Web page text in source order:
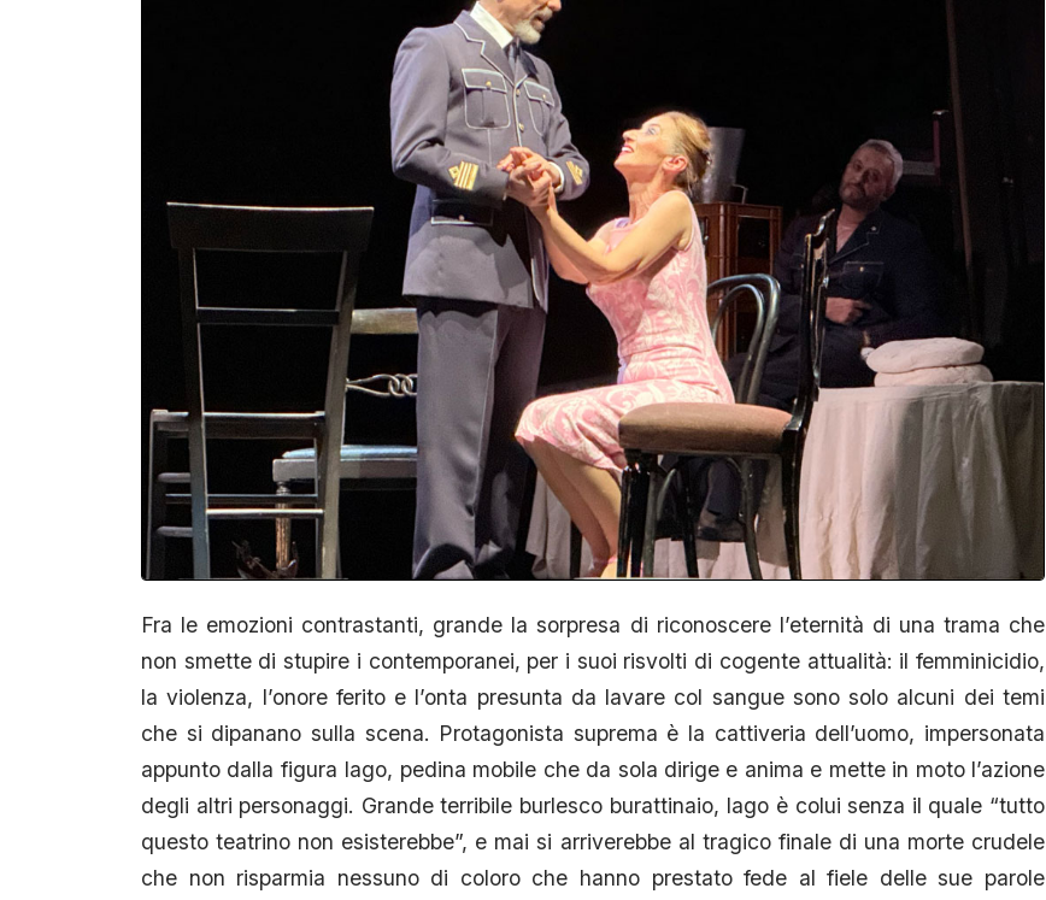
Fra le emozioni contrastanti, grande la sorpresa di riconoscere l’eternità di una trama che
non smette di stupire i contemporanei, per i suoi risvolti di cogente attualità: il femminicidio,
la violenza, l’onore ferito e l’onta presunta da lavare col sangue sono solo alcuni dei temi
che si dipanano sulla scena. Protagonista suprema è la cattiveria dell’uomo, impersonata
appunto dalla figura Iago, pedina mobile che da sola dirige e anima e mette in moto l’azione
degli altri personaggi. Grande terribile burlesco burattinaio, Iago è colui senza il quale “tutto
questo teatrino non esisterebbe”, e mai si arriverebbe al tragico finale di una morte crudele
che non risparmia nessuno di coloro che hanno prestato fede al fiele delle sue parole